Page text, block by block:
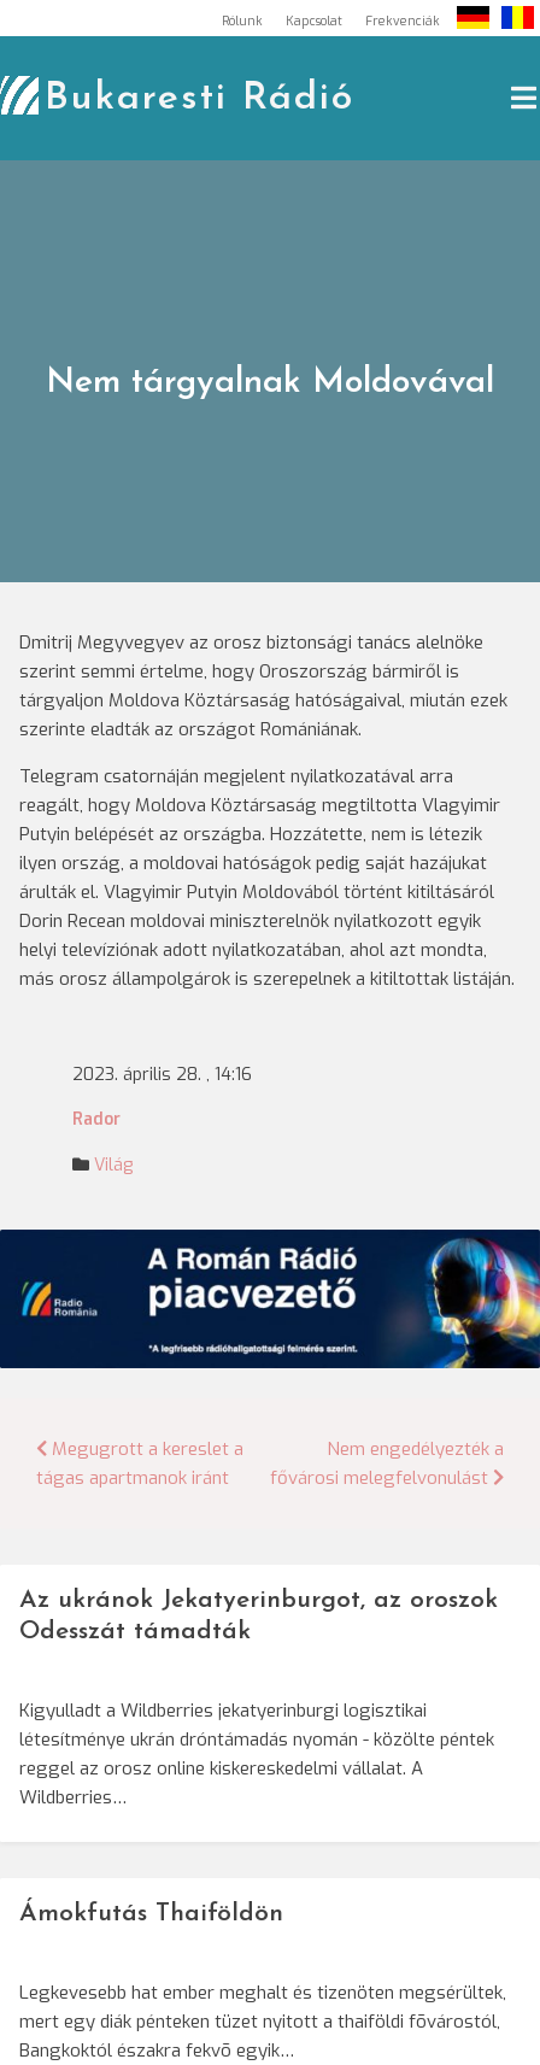
to
content
Rólunk Kapcsolat Frekvenciák
Bukaresti Rádió
Nem tárgyalnak Moldovával
Dmitrij Megyvegyev az orosz biztonsági tanács alelnöke
szerint semmi értelme, hogy Oroszország bármiről is
tárgyaljon Moldova Köztársaság hatóságaival, miután ezek
szerinte eladták az országot Romániának.
Telegram csatornáján megjelent nyilatkozatával arra
reagált, hogy Moldova Köztársaság megtiltotta Vlagyimir
Putyin belépését az országba. Hozzátette, nem is létezik
ilyen ország, a moldovai hatóságok pedig saját hazájukat
árulták el. Vlagyimir Putyin Moldovából történt kitiltásáról
Dorin Recean moldovai miniszterelnök nyilatkozott egyik
helyi televíziónak adott nyilatkozatában, ahol azt mondta,
más orosz állampolgárok is szerepelnek a kitiltottak listáján.
2023. április 28. , 14:16
Rador
Világ
Bejegyzés
navigáció
Megugrott a kereslet a
tágas apartmanok iránt
Nem engedélyezték a
fővárosi melegfelvonulást
Az ukránok Jekatyerinburgot, az oroszok
Odesszát támadták
Kigyulladt a Wildberries jekatyerinburgi logisztikai
létesítménye ukrán dróntámadás nyomán - közölte péntek
reggel az orosz online kiskereskedelmi vállalat. A
Wildberries…
Ámokfutás Thaiföldön
Legkevesebb hat ember meghalt és tizenöten megsérültek,
mert egy diák pénteken tüzet nyitott a thaiföldi fõvárostól,
Bangkoktól északra fekvõ egyik…